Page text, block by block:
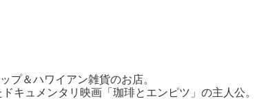
プ＆ハワイアン雑貨のお店。
キュメンタリ映画「珈琲とエンピツ」の主人公。